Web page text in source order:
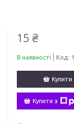
15 ₴
В наявності Код:
Купити
Купити з